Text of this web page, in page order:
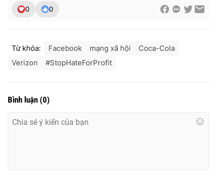
0 0
Từ khóa: Facebook mạng xã hội
Coca-Cola
Verizon
#StopHateForProfit
Bình luận (0)